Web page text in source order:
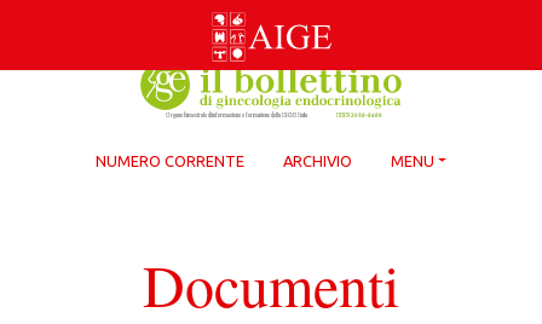
NUMERO CORRENTE ARCHIVIO MENU
Documenti